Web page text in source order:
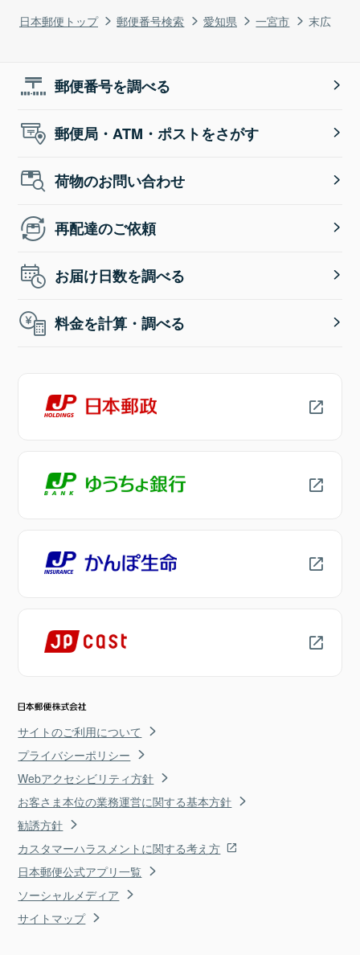
日本郵便トップ 郵便番号検索 愛知県 一宮市 末広
郵便番号を調べる
郵便局・ATM・ポストをさがす
荷物のお問い合わせ
再配達のご依頼
お届け日数を調べる
料金を計算・調べる
サイトのご利用について
プライバシーポリシー
Webアクセシビリティ方針
お客さま本位の業務運営に関する基本方針
勧誘方針
カスタマーハラスメントに関する考え方
日本郵便公式アプリ一覧
ソーシャルメディア
サイトマップ